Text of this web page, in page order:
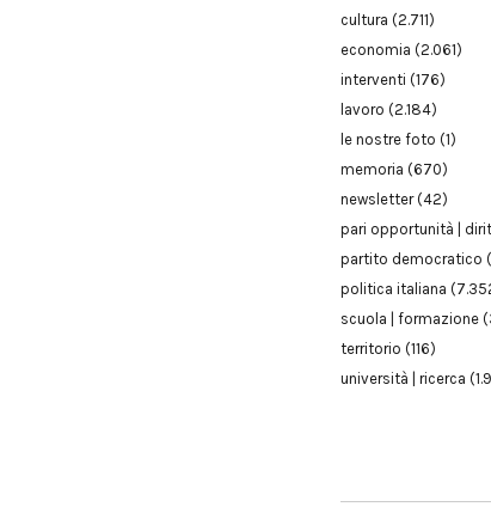
cultura (2.711)
economia (2.061)
interventi (176)
lavoro (2.184)
le nostre foto (1)
memoria (670)
newsletter(42)
pari opportunità |
partito democratico
politica italiana
scuola | formazione
territorio (116)
università | ricerca